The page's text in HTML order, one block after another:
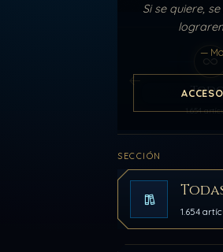
Si se quiere,
—
1.654
SECCIÓN
1.654